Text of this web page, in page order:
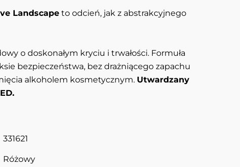
Landscape to odcień, jak z abstrakcyjnego
o doskonałym kryciu i trwałości. Formuła
bezpieczeństwa, bez drażniącego zapachu
alkoholem kosmetycznym. Utwardzany
331621
Różowy